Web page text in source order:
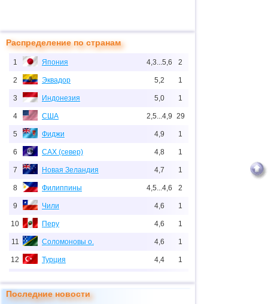
Распределение по странам
1 Япония 4,3...5,6 2
2 Эквадор 5,2 1
3 Индонезия 5,0 1
4 США 2,5...4,9 29
5 Фиджи 4,9 1
6 САХ (север) 4,8 1
7 Новая Зеландия 4,7 1
8 Филиппины 4,5...4,6 2
9 Чили 4,6 1
10 Перу 4,6 1
11 Соломоновы о. 4,6 1
12 Турция 4,4 1
14 о.Виргинии (США)
Последние новости